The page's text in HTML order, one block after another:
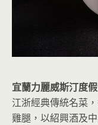
宜蘭力麗威斯汀度假
江浙經典傳統名菜
雞腿，以紹興酒及